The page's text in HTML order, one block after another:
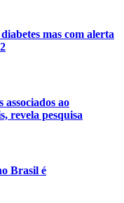
mas com alerta
ao
revela pesquisa
Brasil é